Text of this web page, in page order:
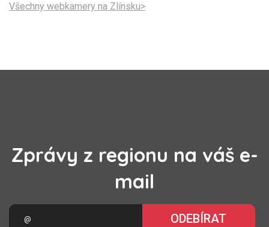
Všechny webkamery na Zlínsku>
Zprávy z regionu na váš e-
mail
ODEBÍRAT